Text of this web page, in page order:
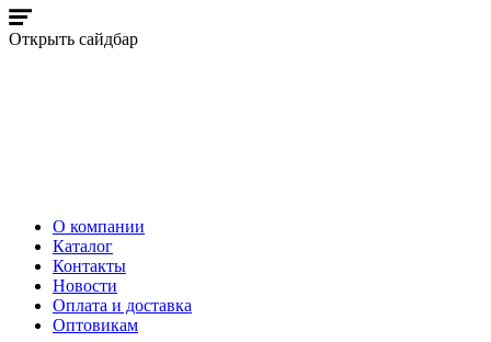
Открыть сайдбар
О компании
Каталог
Контакты
Новости
Оплата и доставка
Оптовикам